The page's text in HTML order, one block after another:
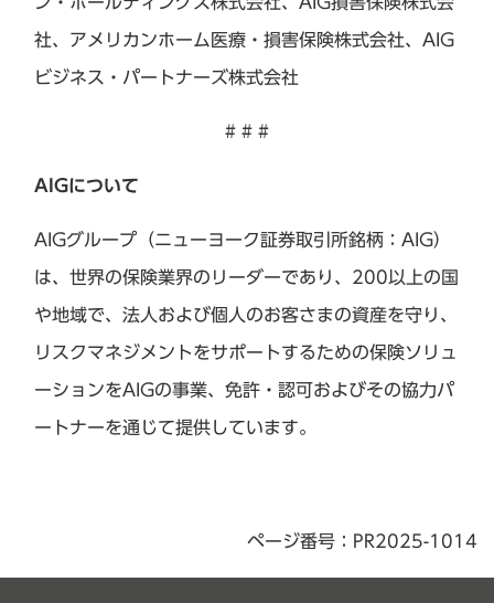
社、アメリカンホーム医療・損害保険株式会社、AIG
ビジネス・パートナーズ株式会社
# # #
AIGについて
AIGグループ（ニューヨーク証券取引所銘柄：AIG）
は、世界の保険業界のリーダーであり、200以上の国
や地域で、法人および個人のお客さまの資産を守り、
リスクマネジメントをサポートするための保険ソリュ
ーションをAIGの事業、免許・認可およびその協力パ
ートナーを通じて提供しています。
ページ番号：PR2025-1014